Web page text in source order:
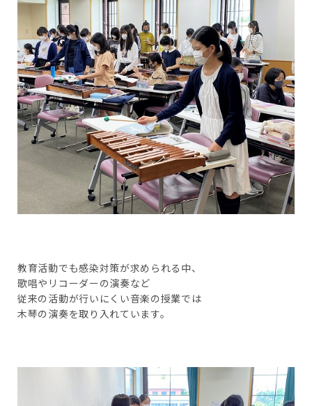
教育活動でも感染対策が求められる中、
歌唱やリコーダーの演奏など
従来の活動が行いにくい音楽の授業では
木琴の演奏を取り入れています。